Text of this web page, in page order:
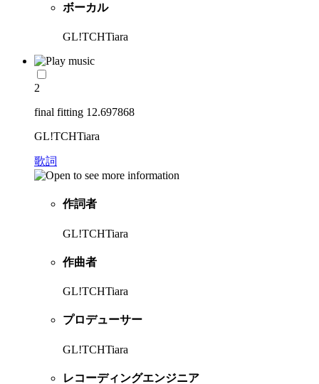
ボーカル
GL!TCHTiara
2
final fitting 12.697868
GL!TCHTiara
歌詞
作詞者
GL!TCHTiara
作曲者
GL!TCHTiara
プロデューサー
GL!TCHTiara
レコーディングエンジニア